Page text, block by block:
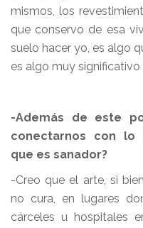
mismos, los
que conservo de esa
suelo hacer yo, es algo
es algo muy significativo
-Además de este
conectarnos con lo
que es sanador?
-Creo que el arte, si
no cura, en lugares
cárceles u hospitales